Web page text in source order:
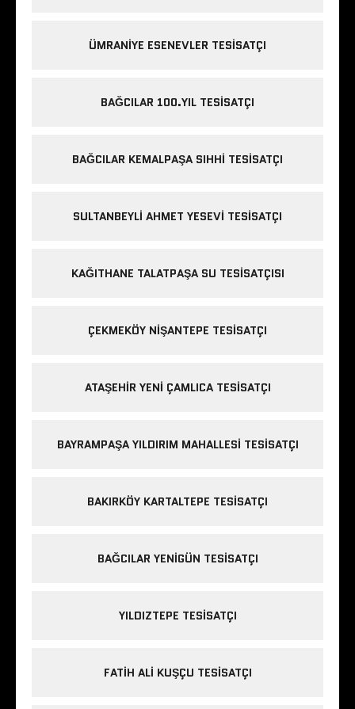
ÜMRANIYE ESENEVLER TESISATÇI
BAĞCILAR 100.YIL TESISATÇI
BAĞCILAR KEMALPAŞA SIHHI TESISATÇI
SULTANBEYLI AHMET YESEVI TESISATÇI
KAĞITHANE TALATPAŞA SU TESISATÇISI
ÇEKMEKÖY NIŞANTEPE TESISATÇI
ATAŞEHIR YENI ÇAMLICA TESISATÇI
BAYRAMPAŞA YILDIRIM MAHALLESI TESISATÇI
BAKIRKÖY KARTALTEPE TESISATÇI
BAĞCILAR YENIGÜN TESISATÇI
YILDIZTEPE TESISATÇI
FATIH ALI KUŞÇU TESISATÇI